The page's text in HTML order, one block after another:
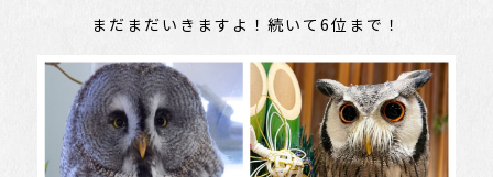
まだまだいきますよ！続いて6位まで！